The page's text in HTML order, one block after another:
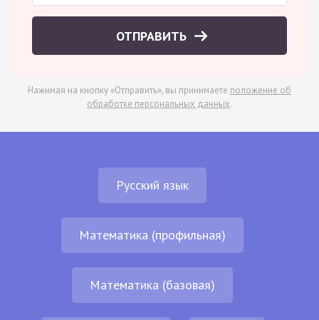
ОТПРАВИТЬ
Нажимая на кнопку «Отправить», вы принимаете положение об
обработке персональных данных.
Русский язык
Математика (профильная)
Математика (базовая)